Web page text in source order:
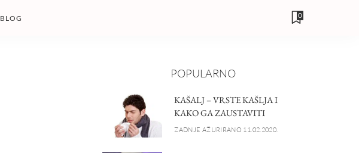
BLOG 0
POPULARNO
KAŠALJ – VRSTE KAŠLJA I
KAKO GA ZAUSTAVITI
ZADNJE AŽURIRANO 11.02.2020.